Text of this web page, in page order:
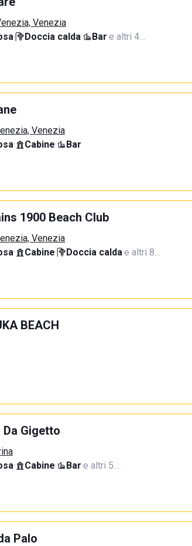
Venezia
· Doccia calda· Bar·e altri 4…
Venezia
· Cabine·
Bar
1900 Beach Club
Venezia
· Cabine· Doccia calda·e altri 8…
BEACH
Da Gigetto
· Cabine· Bar·e altri 5…
Palo